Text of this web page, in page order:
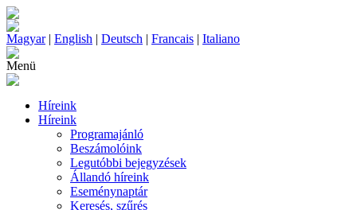
Magyar| English | Deutsch | Francais | Italiano
Menü
Híreink
Híreink
Programajánló
Beszámolóink
Legutóbbi bejegyzések
Állandó híreink
Eseménynaptár
Keresés, szűrés